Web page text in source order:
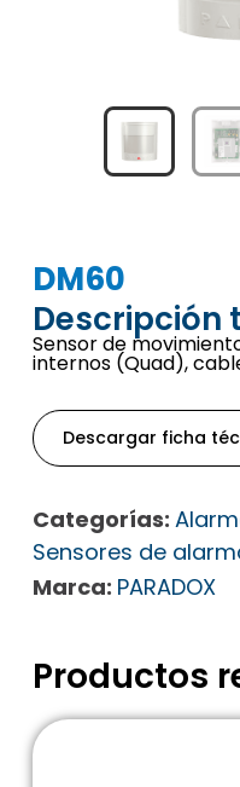
DM60
Descripción
Sensor de
internos (Quad),
Descargar ficha
Categorías:
Sensores de
Marca: PARADOX
Productos